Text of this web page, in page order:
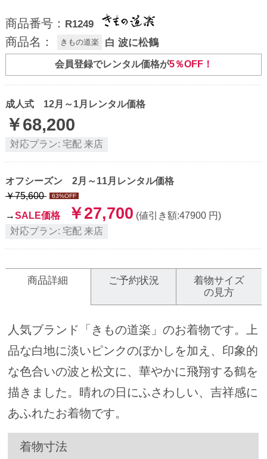
商品番号： R1249
商品名： きもの道楽 白 波に松鶴
会員登録でレンタル価格が5％OFF！
成人式 12月～1月レンタル価格
￥68,200
対応プラン: 宅配 来店
オフシーズン 2月～11月レンタル価格
￥75,600 63%OFF
→SALE価格 ￥27,700 (値引き額:47900円)
対応プラン: 宅配 来店
商品詳細 ご予約状況
着物サイズ
の見方
人気ブランド「きもの道楽」のお着物です。上
品な白地に淡いピンクのぼかしを加え、印象的
な色合いの波と松文に、華やかに飛翔する鶴を
描きました。晴れの日にふさわしい、吉祥感に
あふれたお着物です。
着物寸法